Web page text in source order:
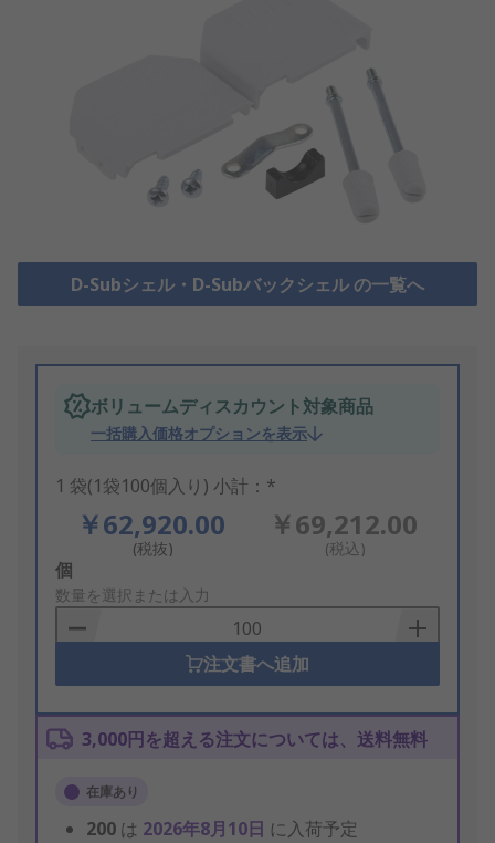
D-Subシェル・D-Subバックシェル の一覧へ
ボリュームディスカウント対象商品
一括購入価格オプションを表示
1 袋(1袋100個入り) 小計：*
￥62,920.00
(税抜)
￥69,212.00
(税込)
Add
to
Basket
個
数量を選択または入力
注文書へ追加
3,000円を超える注文については、送料無料
在庫あり
200 は 2026年8月10日 に入荷予定